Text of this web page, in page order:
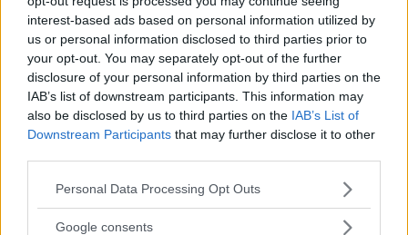
interest-based ads based on personal information utilized by
us or personal information disclosed to third parties prior to
your opt-out. You may separately opt-out of the further
disclosure of your personal information by third parties on the
IAB’s list of downstream participants. This information may
also be disclosed by us to third parties on the IAB’s List of
Downstream Participants that may further disclose it to other
Please note that this website/app uses one or more Google
not limited to your visit or usage behaviour. You may click to
Personal Data Processing Opt Outs
Google consents
Dela på Insta och tagga mig @nina_cederholm – jag ser så
fram emot att se vad du bakat!